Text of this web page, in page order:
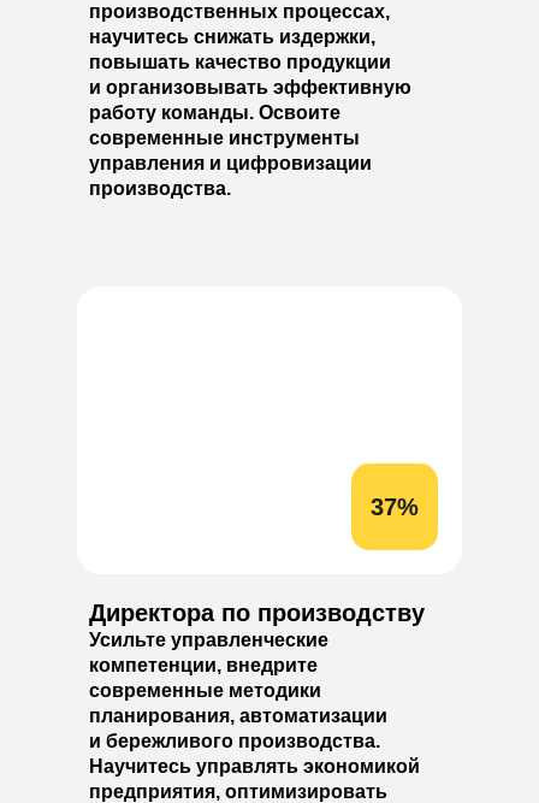
37%
Директора по производству
Усильте управленческие
компетенции, внедрите
современные методики
планирования, автоматизации
и бережливого производства.
Научитесь управлять экономикой
предприятия, оптимизировать
производственных процессах,
научитесь снижать издержки,
повышать качество продукции
и организовывать эффективную
работу команды. Освоите
современные инструменты
управления и цифровизации
производства.